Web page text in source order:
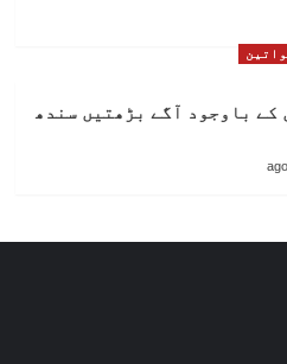
کے باوجود آگے بڑھتیں سندھ